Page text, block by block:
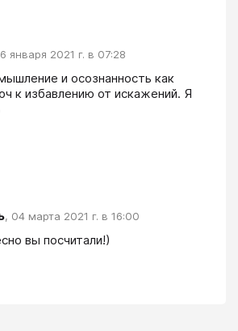
января 2021 г. в 07:28
и осознанность как
к избавлению от искажений. Я
, 04 марта 2021 г. в 16:00
вы посчитали!)